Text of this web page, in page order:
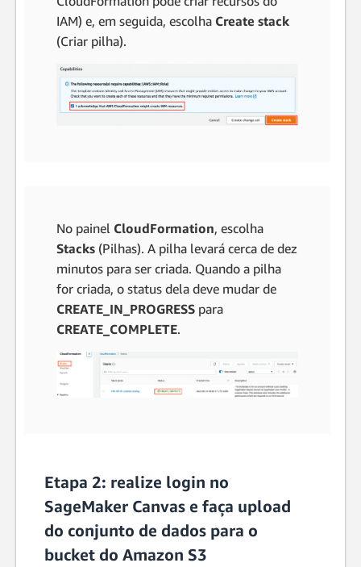
IAM) e, em seguida, escolha Create stack
(Criar pilha).
No painel CloudFormation, escolha
Stacks (Pilhas). A pilha levará cerca de dez
minutos para ser criada. Quando a pilha
for criada, o status dela deve mudar de
CREATE_IN_PROGRESS para
CREATE_COMPLETE.
Etapa 2: realize login no
SageMaker Canvas e faça upload
do conjunto de dados para o
bucket do Amazon S3